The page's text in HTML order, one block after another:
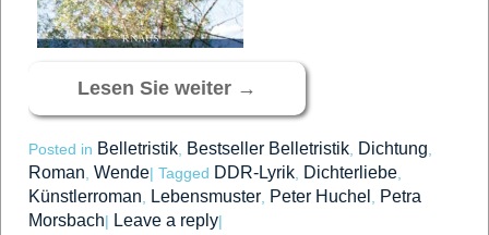
Lesen Sie weiter →
Posted in Belletristik Bestseller Belletristik Dichtung
Roman Wende| Tagged DDR-Lyrik Dichterliebe
Künstlerroman Lebensmuster Peter Huchel
Petra
Morsbach| Leave a reply|